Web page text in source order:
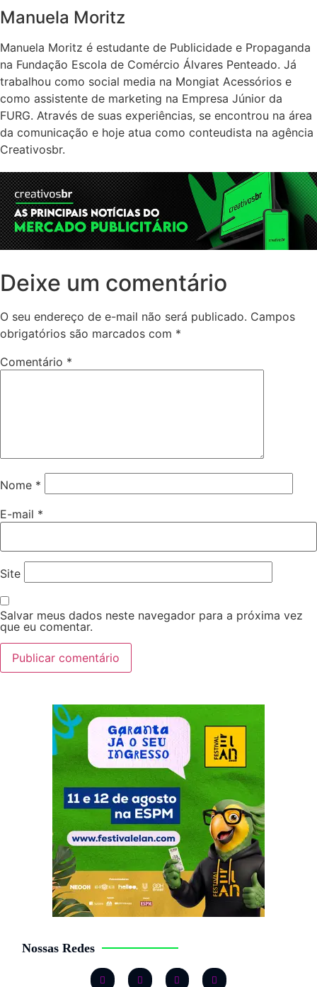
Manuela Moritz
Manuela Moritz é estudante de Publicidade e Propaganda
na Fundação Escola de Comércio Álvares Penteado. Já
trabalhou como social media na Mongiat Acessórios e
como assistente de marketing na Empresa Júnior da
FURG. Através de suas experiências, se encontrou na área
da comunicação e hoje atua como conteudista na agência
Creativosbr.
Deixe um comentário
O seu endereço de e-mail não será publicado. Campos
obrigatórios são marcados com *
Comentário *
Nome *
E-mail *
Site
Salvar meus dados neste navegador para a próxima vez
que eu comentar.
Nossas Redes